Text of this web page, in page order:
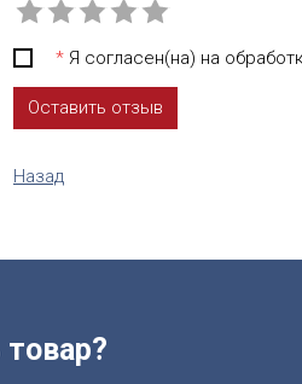
* Я согласен(на) на
Назад